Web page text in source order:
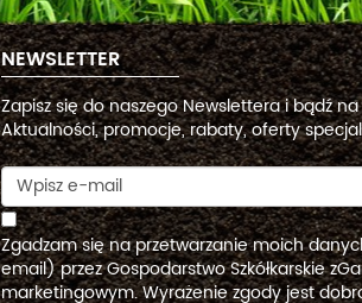
NEWSLETTER
Zapisz się do naszego Newslettera i bądź
Aktualności, promocje, rabaty, oferty
Zgadzam się na przetwarzanie moich
email) przez Gospodarstwo Szkółkarskie
marketingowym. Wyrażenie zgody jest